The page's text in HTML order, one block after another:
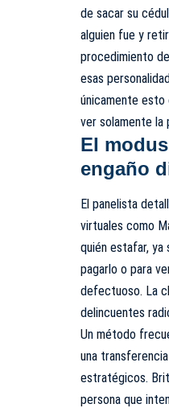
de sacar su
alguien fue y
procedimiento
esas
únicamente esto
ver solamente la
El
engaño
El panelista
virtuales como
quién estafar, ya
pagarlo o para
defectuoso. La
delincuentes
Un método
una
estratégicos.
persona que